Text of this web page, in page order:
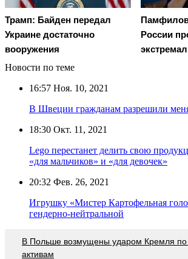
Трамп: Байден передал
Украине достаточно
вооружения
России
Новости по теме
16:57 Ноя. 10, 2021
В Швеции гражданам разрешили
18:30 Окт. 11, 2021
Lego перестанет делить свою
«для мальчиков» и «для девочек»
20:32 Фев. 26, 2021
Игрушку «Мистер Картофельная
гендерно-нейтральной
В Польше возмущены ударом Кремля по
активам